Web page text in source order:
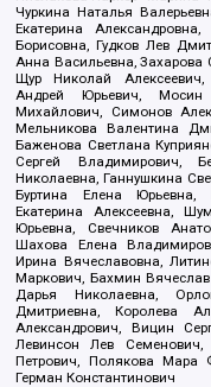
Чуркина Наталья
Екатерина
Борисовна, Гудков Лев
Анна Васильевна, Захарова
Щур Николай
Андрей Юрьевич, Мосин
Михайлович, Симонов
Мельникова Валентина
Баженова Светлана
Сергей Владимирович,
Николаевна, Ганнушкина
Буртина Елена
Екатерина Алексеевна,
Юрьевна, Свечников
Шахова Елена
Ирина Вячеславовна,
Маркович, Бахмин
Дарья Николаевна,
Дмитриевна, Королева
Александрович, Вицин
Левинсон Лев
Петрович, Полякова Мара
Герман Константинович